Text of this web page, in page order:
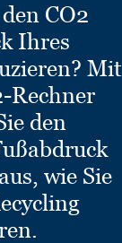
CO2
Ihres
Mit
Rechner
den
wie Sie